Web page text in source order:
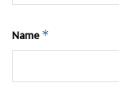
Name*